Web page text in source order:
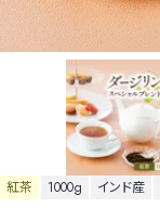
紅茶 1000g インド産